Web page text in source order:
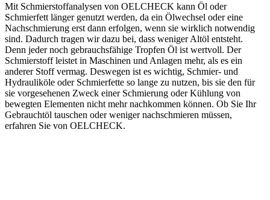
Mit Schmierstoffanalysen von OELCHECK kann Öl oder
Schmierfett länger genutzt werden, da ein Ölwechsel oder eine
Nachschmierung erst dann erfolgen, wenn sie wirklich notwendig
sind. Dadurch tragen wir dazu bei, dass weniger Altöl entsteht.
Denn jeder noch gebrauchsfähige Tropfen Öl ist wertvoll. Der
Schmierstoff leistet in Maschinen und Anlagen mehr, als es ein
anderer Stoff vermag. Deswegen ist es wichtig, Schmier- und
Hydrauliköle oder Schmierfette so lange zu nutzen, bis sie den für
sie vorgesehenen Zweck einer Schmierung oder Kühlung von
bewegten Elementen nicht mehr nachkommen können. Ob Sie Ihr
Gebrauchtöl tauschen oder weniger nachschmieren müssen,
erfahren Sie von OELCHECK.